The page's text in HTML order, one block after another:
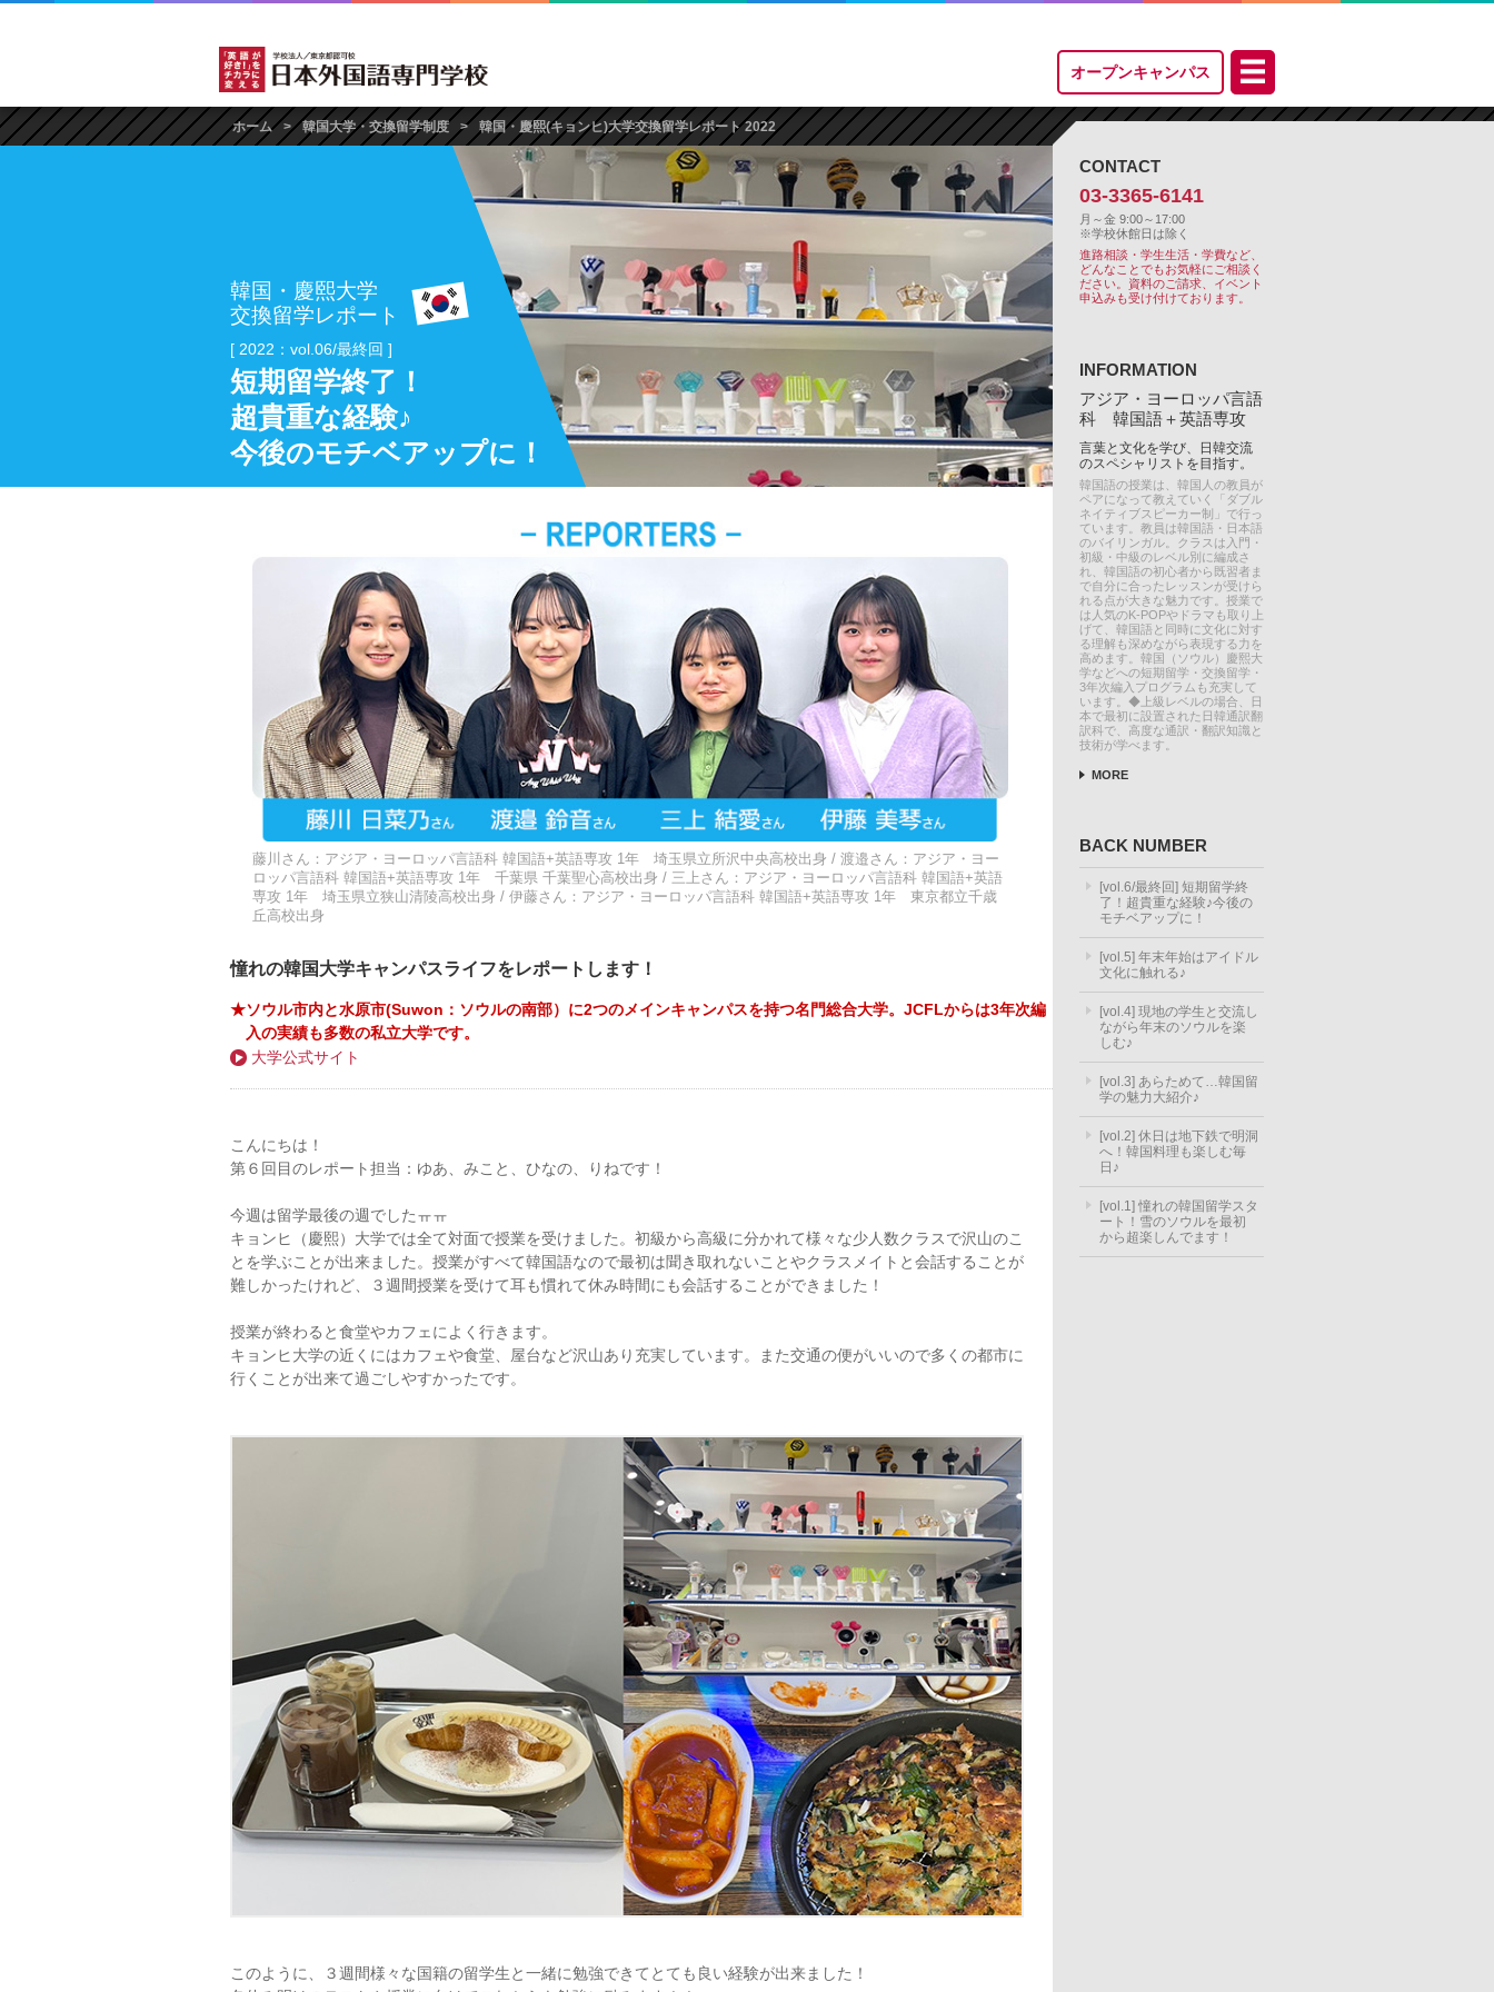
オープンキャンパス
ホーム 韓国大学・交換留学制度 韓国・慶熙(キョンヒ)大学交換留学レポート 2022
韓国・慶熙大学
交換留学レポート
[ 2022：vol.06/最終回 ]
短期留学終了！
超貴重な経験♪
今後のモチベアップに！
藤川さん：アジア・ヨーロッパ言語科 韓国語+英語専攻 1年 埼玉県立所沢中央高校出身 / 渡邉さん：アジア・ヨー
ロッパ言語科 韓国語+英語専攻 1年 千葉県 千葉聖心高校出身 / 三上さん：アジア・ヨーロッパ言語科 韓国語+英語
専攻 1年 埼玉県立狭山清陵高校出身 / 伊藤さん：アジア・ヨーロッパ言語科 韓国語+英語専攻 1年 東京都立千歳
丘高校出身
憧れの韓国大学キャンパスライフをレポートします！
★ソウル市内と水原市(Suwon：ソウルの南部）に2つのメインキャンパスを持つ名門総合大学。JCFLからは3年次編
入の実績も多数の私立大学です。
大学公式サイト
こんにちは！
第６回目のレポート担当：ゆあ、みこと、ひなの、りねです！
今週は留学最後の週でしたㅠㅠ
キョンヒ（慶熙）大学では全て対面で授業を受けました。初級から高級に分かれて様々な少人数クラスで沢山のこ
とを学ぶことが出来ました。授業がすべて韓国語なので最初は聞き取れないことやクラスメイトと会話することが
難しかったけれど、３週間授業を受けて耳も慣れて休み時間にも会話することができました！
授業が終わると食堂やカフェによく行きます。
キョンヒ大学の近くにはカフェや食堂、屋台など沢山あり充実しています。また交通の便がいいので多くの都市に
行くことが出来て過ごしやすかったです。
このように、３週間様々な国籍の留学生と一緒に勉強できてとても良い経験が出来ました！
CONTACT
03-3365-6141
月～金 9:00～17:00
※学校休館日は除く
進路相談・学生生活・学費など、
どんなことでもお気軽にご相談く
ださい。 資料のご請求、イベント
申込みも受け付けております。
INFORMATION
アジア・ヨーロッパ言語
科 韓国語＋英語専攻
言葉と文化を学び、日韓交流
のスペシャリストを目指す。
韓国語の授業は、韓国人の教員が
ペアになって教えていく「ダブル
ネイティブスピーカー制」で行っ
ています。教員は韓国語・日本語
のバイリンガル。クラスは入門・
初級・中級のレベル別に編成さ
れ、韓国語の初心者から既習者ま
で自分に合ったレッスンが受けら
れる点が大きな魅力です。授業で
は人気のK-POPやドラマも取り上
げて、韓国語と同時に文化に対す
る理解も深めながら表現する力を
高めます。韓国（ソウル）慶熙大
学などへの短期留学・交換留学・
3年次編入プログラムも充実して
います。◆上級レベルの場合、日
本で最初に設置された日韓通訳翻
訳科で、高度な通訳・翻訳知識と
技術が学べます。
MORE
BACK NUMBER
[vol.6/最終回] 短期留学終
了！超貴重な経験♪今後の
モチベアップに！
[vol.5] 年末年始はアイドル
文化に触れる♪
[vol.4] 現地の学生と交流し
ながら年末のソウルを楽
しむ♪
[vol.3] あらためて…韓国留
学の魅力大紹介♪
[vol.2] 休日は地下鉄で明洞
へ！韓国料理も楽しむ毎
日♪
[vol.1] 憧れの韓国留学スタ
ート！雪のソウルを最初
から超楽しんでます！